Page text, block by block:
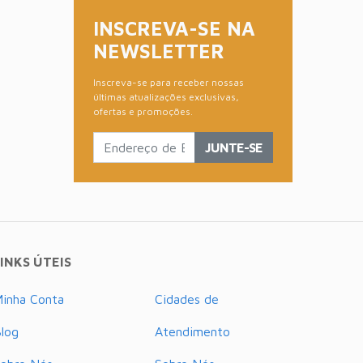
INSCREVA-SE NA
NEWSLETTER
Inscreva-se para receber nossas
últimas atualizações exclusivas,
ofertas e promoções.
JUNTE-SE
ÚTEIS
Conta Cidades de
Atendimento